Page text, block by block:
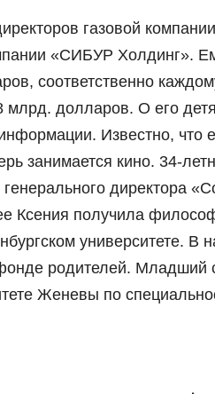
газовой компании
«СИБУР Холдинг».
соответственно
млрд. долларов. О его
Известно, что
занимается кино. 34-
директора
Ксения получила
университете. В
родителей. Младший
Женевы по